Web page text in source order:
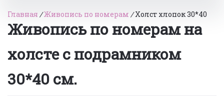
Главная /Живопись по номерам /Холст хлопок 30*40
Живопись по номерам на
холсте с подрамником
30*40 см.